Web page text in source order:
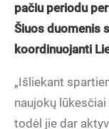
pačiu periodu
Šiuos duomenis
koordinuojanti
„Išliekant
naujokų
todėl jie dar